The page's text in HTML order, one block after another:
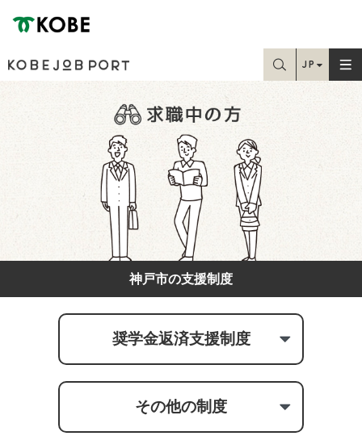
お探しの情報はこちらから検索できます
JP
Home
学生・就職課の方
求職中の方
人事・採用担当の方
保護者の方
女性の就業
神戸市の支援制度
奨学金返済支援制度
その他の制度